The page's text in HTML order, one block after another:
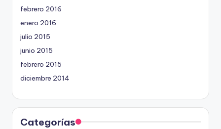
febrero 2016
enero 2016
julio 2015
junio 2015
febrero 2015
diciembre 2014
Categorías